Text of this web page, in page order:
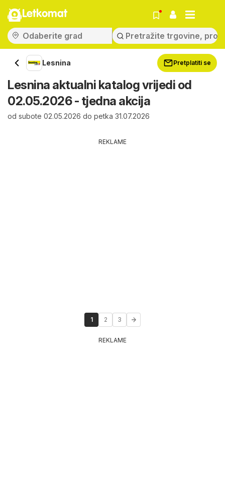
Letkomat
Lesnina Pretplatiti se
Lesnina aktualni katalog vrijedi od
02.05.2026 - tjedna akcija
od subote 02.05.2026 do petka 31.07.2026
REKLAME
1 2 3
REKLAME